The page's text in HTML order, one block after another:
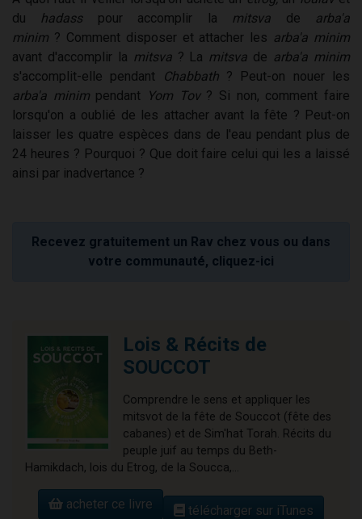
du hadasspour accomplir la mitsva de
arba'a
minim ? Comment disposer et attacher les arba'a minim
avant d'accomplir la mitsva ? La mitsva de arba'a minim
s'accomplit-elle pendant
Chabbath ? Peut-on nouer les
arba'a minimpendant Yom Tov ? Si non, comment faire
lorsqu'on a oublié de les attacher avant la fête ? Peut-on
laisser les quatre espèces dans de l'eau pendant plus de
24 heures ? Pourquoi ? Que doit faire celui qui les a laissé
ainsi par inadvertance ?
Recevez gratuitement un Rav chez vous ou dans
votre communauté, cliquez-ici
Lois & Récits de
SOUCCOT
Comprendre le sens et appliquer les
mitsvot de la fête de Souccot (fête des
cabanes) et de Sim'hat Torah. Récits du
peuple juif au temps du Beth-
Hamikdach, lois du Etrog, de la Soucca,...
acheter ce livre télécharger sur iTunes